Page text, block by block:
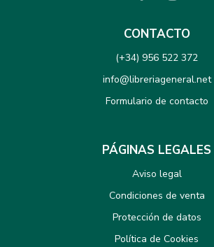
CONTACTO
(+34) 956 522 372
info@libreriageneral.net
Formulario de contacto
PÁGINAS LEGALES
Aviso legal
Condiciones de venta
Protección de datos
Política de Cookies